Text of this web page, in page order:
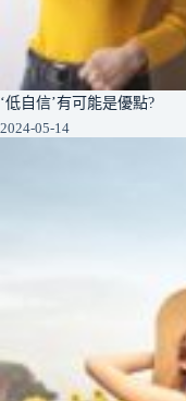
‘低自信’有可能是優點?
2024-05-14